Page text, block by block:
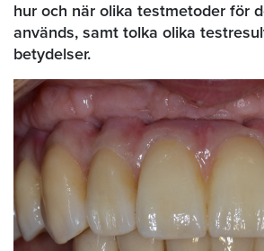
hur och när olika testmetoder för
används, samt tolka olika
betydelser.